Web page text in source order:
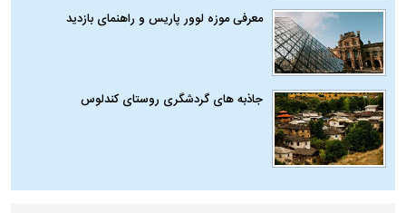
معرفی موزه لوور پاریس و راهنمای بازدید
جاذبه های گردشگری روستای کندلوس